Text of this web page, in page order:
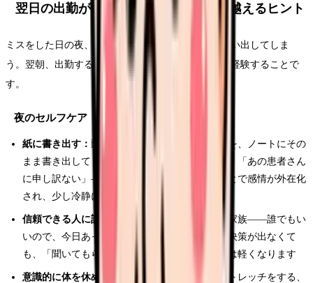
翌日の出勤が怖い——ミス翌日を乗り越えるヒント
ミスをした日の夜、布団の中で何度も同じ場面を思い出してしま
う。翌朝、出勤するのが怖い。これも多くの新人が経験することで
す。
夜のセルフケア
紙に書き出す： 頭の中でグルグルしている不安を、ノートにその
まま書き出してください。「怖い」「辞めたい」「あの患者さん
に申し訳ない」——何でも構いません。書くことで感情が外在化
され、少し冷静になれます
信頼できる人に話す：
同期、学生時代の友人、家族——誰でもい
いので、今日あったことを話してください。解決策が出なくて
も、「聞いてもらえた」というだけで心の負担は軽くなります
意識的に体を休める：
温かいお風呂に入る、ストレッチをする、